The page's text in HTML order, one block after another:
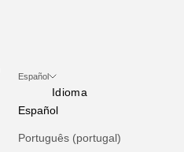
Español
Idioma
Español
Português (portugal)